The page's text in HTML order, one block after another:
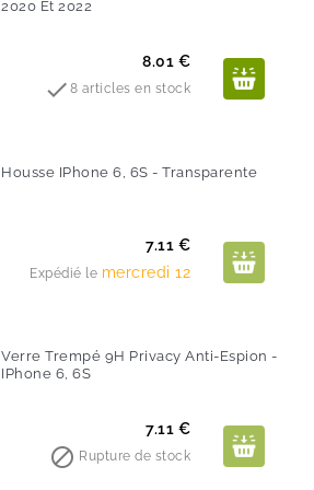
2020 Et 2022
Prix
8.01 €
 8 articles en stock
Housse IPhone 6, 6S - Transparente
Prix
7.11 €
Expédié le mercredi 12
Verre Trempé 9H Privacy Anti-Espion -
IPhone 6, 6S
Prix
7.11 €
 Rupture de stock